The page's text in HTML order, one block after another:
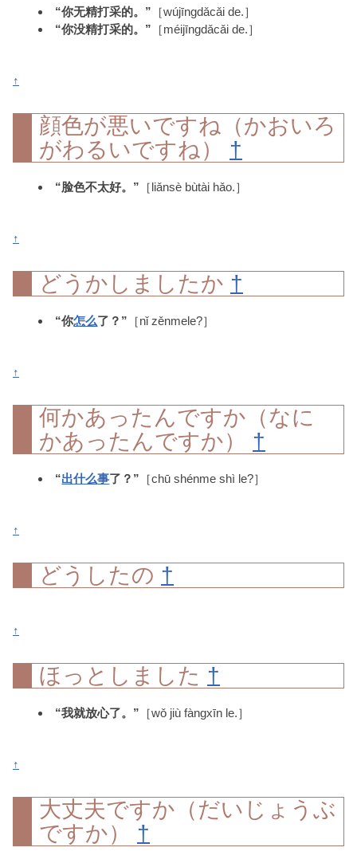
“你无精打采的。” ［wújīngdǎcǎi de.］
“你没精打采的。” ［méijīngdǎcǎi de.］
↑
顔色が悪いですね（かおいろ
がわるいですね） †
“脸色不太好。” ［liǎnsè bùtài hǎo.］
↑
どうかしましたか †
“你怎么了？” ［nǐ zěnmele?］
↑
何かあったんですか（なに
かあったんですか） †
“出什么事了？” ［chū shénme shì le?］
↑
どうしたの †
↑
ほっとしました †
“我就放心了。” ［wǒ jiù fàngxīn le.］
↑
大丈夫ですか（だいじょうぶ
ですか） †